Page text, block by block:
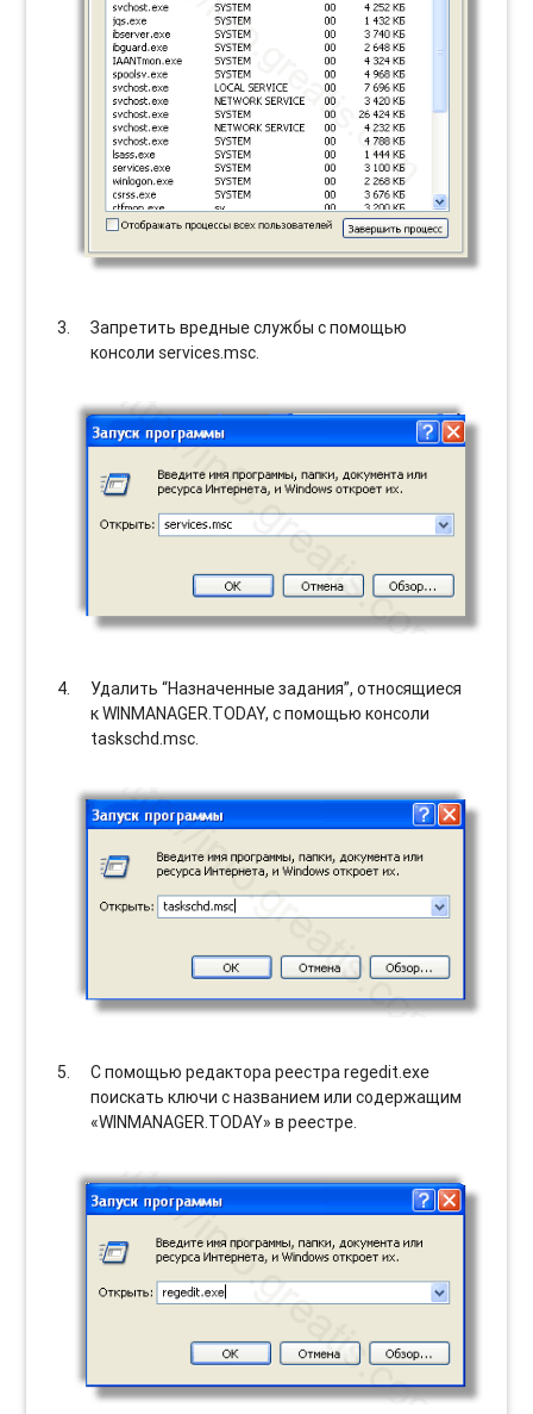
Запретить вредные службы с помощью
консоли services.msc.
Удалить “Назначенные задания”, относящиеся
к WINMANAGER.TODAY, с помощью консоли
taskschd.msc.
С помощью редактора реестра regedit.exe
поискать ключи с названием или содержащим
«WINMANAGER.TODAY» в реестре.